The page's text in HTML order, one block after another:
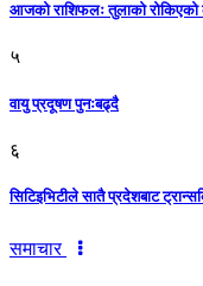
आजको राशिफलः तुलाकाे रोकिएको
५
वायु प्रदूषण पुनःबढ्दै
६
सिटिइभिटीले सातै प्रदेशबाट
समाचार